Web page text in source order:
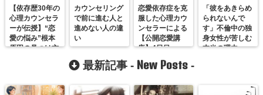
【依存歴30年の
心理カウンセラ
ーが伝授】“恋
愛の悩み”根本
原因の見つけ方
カウンセリング
で前に進む人と
進めない人の違
い
恋愛依存症を克
服した心理カウ
ンセラーによる
【公開恋愛講
座】4日目
「彼をあきらめ
られないんで
す」不倫中の独
身女性が苦しむ
本当の理由
最新記事 - New Posts -